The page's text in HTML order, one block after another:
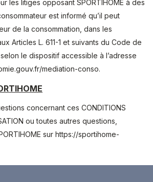
les litiges opposant SPORTIHOME à des
est informé qu’il peut
de la consommation, dans les
Articles L. 611-1 et suivants du Code de
le dispositif accessible à l’adresse
mediation-conso.
concernant ces CONDITIONS
ou toutes autres questions,
sur https://sportihome-